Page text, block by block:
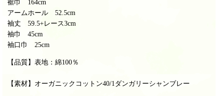
裾巾 164cm
アームホール 52.5cm
袖丈 59.5+レース3cm
袖巾 45cm
袖口巾 25cm
【品質】表地：綿100％
【素材】オーガニックコットン40/1ダンガリーシャンブレー